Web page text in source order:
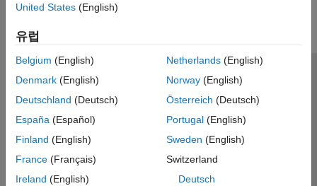
United States (English)
유럽
Belgium (English)
Denmark (English)
Deutschland (Deutsch)
España (Español)
Finland (English)
France (Français)
Ireland (English)
Netherlands(English)
Norway(English)
Österreich (Deutsch)
Portugal(English)
Sweden (English)
Switzerland
Deutsch
신뢰 센터 등록 상표 개인정보 취급방침
불법 복제 방지
애플리케이션 상태
© 1994-2026 The MathWorks, Inc.